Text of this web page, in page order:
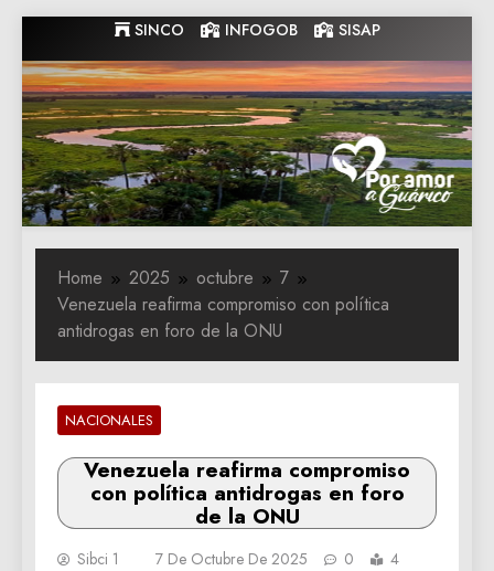
to
content
SINCO INFOGOB SISAP
Gobernacion
de Guarico
Gobernacion de Guarico
Home 2025 octubre
7
Venezuela reafirma compromiso con política
antidrogas en foro de la ONU
NACIONALES
Venezuela reafirma compromiso
con política antidrogas en foro
de la ONU
Sibci 1 7 De Octubre De 2025 0
4